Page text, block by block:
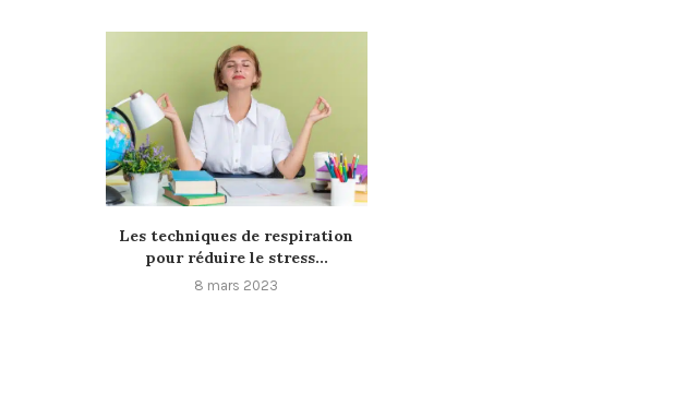
Les techniques de respiration
pour réduire le stress...
8 mars 2023